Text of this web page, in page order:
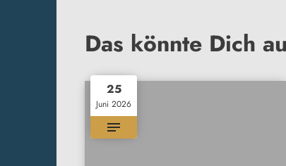
Das könnte Dich
25
Juni 2026